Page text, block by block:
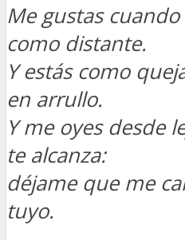
Me gustas cuando
como distante.
Y estás como
en arrullo.
Y me oyes desde
te alcanza:
déjame que me
tuyo.